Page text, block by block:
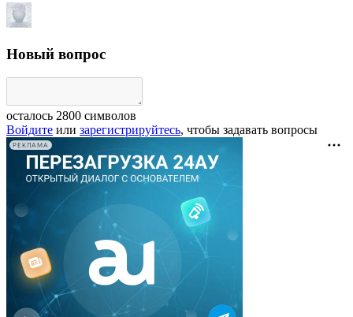
Новый вопрос
осталось 2800 символов
Войдите или зарегистрируйтесь, чтобы задавать вопросы
РЕКЛАМА